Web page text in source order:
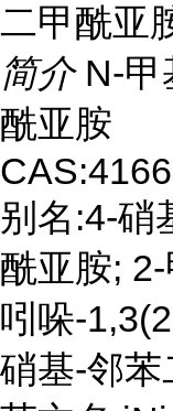
二甲酰亚
简介 N-甲
酰亚胺
别名:4-硝
酰亚胺;
吲哚-
硝基-邻苯